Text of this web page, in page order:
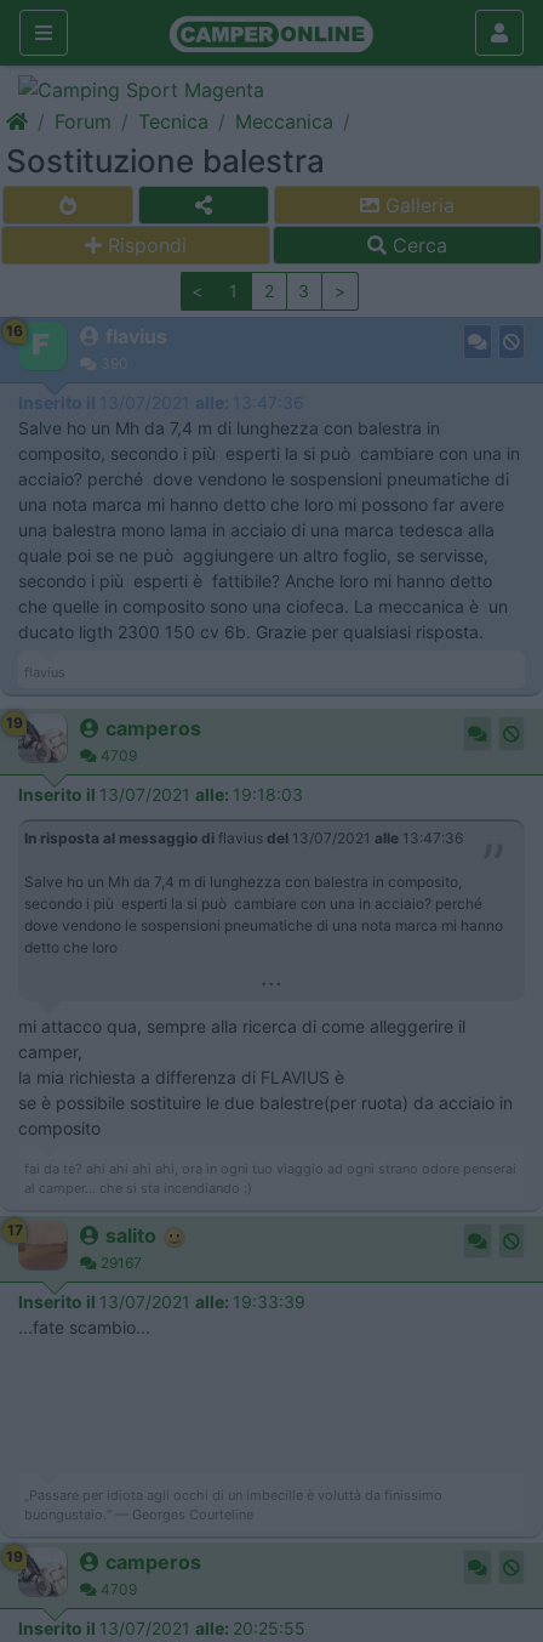
Forum Tecnica Meccanica
Sostituzione balestra
Galleria
Rispondi
Cerca
< 1 2 3 >
16 flavius
390
Inserito il 13/07/2021 alle: 13:47:36
Salve ho un Mh da 7,4 m di lunghezza con balestra in
composito, secondo i più esperti la si può cambiare con una in
acciaio? perché dove vendono le sospensioni pneumatiche di
una nota marca mi hanno detto che loro mi possono far avere
una balestra mono lama in acciaio di una marca tedesca alla
quale poi se ne può aggiungere un altro foglio, se servisse,
secondo i più esperti è fattibile? Anche loro mi hanno detto
che quelle in composito sono una ciofeca. La meccanica è un
ducato ligth 2300 150 cv 6b. Grazie per qualsiasi risposta.
flavius
19 camperos
4709
Inserito il 13/07/2021 alle: 19:18:03
In risposta al messaggio di flavius del 13/07/2021 alle 13:47:36
Salve ho un Mh da 7,4 m di lunghezza con balestra in composito,
secondo i più esperti la si può cambiare con una in acciaio? perché
dove vendono le sospensioni pneumatiche di una nota marca mi hanno
detto che loro
...
mi attacco qua, sempre alla ricerca di come alleggerire il
camper,
la mia richiesta a differenza di FLAVIUS è
se è possibile sostituire le due balestre(per ruota) da acciaio in
composito
fai da te? ahi ahi ahi ahi, ora in ogni tuo viaggio ad ogni strano odore penserai
al camper... che si sta incendiando :)
17 salito
29167
Inserito il 13/07/2021 alle: 19:33:39
...fate scambio...
„Passare per idiota agli occhi di un imbecille è voluttà da finissimo
buongustaio.“ — Georges Courteline
19 camperos
4709
Inserito il 13/07/2021 alle: 20:25:55